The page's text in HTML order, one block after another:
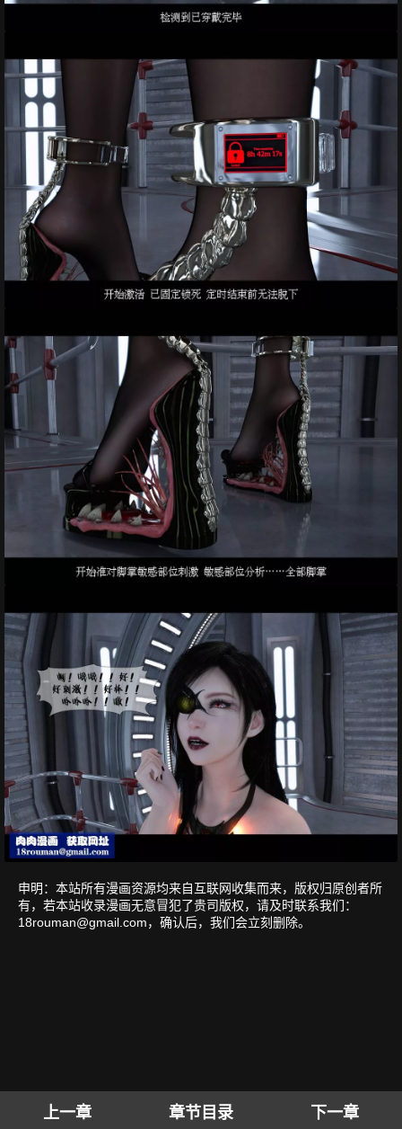
上一章 章节目录 下一章
申明：本站所有漫画资源均来自互联网收集而来，版权归原创者所
有，若本站收录漫画无意冒犯了贵司版权，请及时联系我们：
18rouman@gmail.com，确认后，我们会立刻删除。